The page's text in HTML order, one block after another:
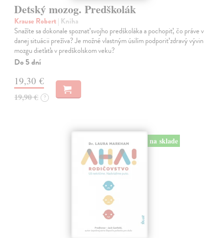
Detský mozog. Predškolák
Krause Robert| Kniha
Snažíte sa dokonale spoznať svojho predškoláka a pochopiť, čo práve v
danej situácii prežíva? Je možné vlastným úsilím podporiť zdravý vývin
mozgu dieťaťa v predškolskom veku?
Do 5 dní
19,30 €
19,90 € ?
na sklade